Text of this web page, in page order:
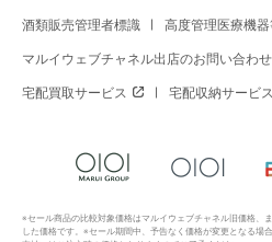
酒類販売管理者標識 高度管理医療機
マルイウェブチャネル出店のお問い合わせ
宅配買取サービス 宅配収納サービス
※セール商品の比較対象価格はマルイウェブチャネル旧価格、
した価格です。※セール期間中、予告なく価格が変更となる場